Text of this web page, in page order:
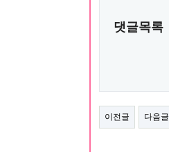
댓글목록
이전글 다음글